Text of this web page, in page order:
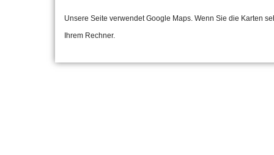
Unsere Seite verwendet Google Maps. Wenn Sie die Karten
Ihrem Rechner.